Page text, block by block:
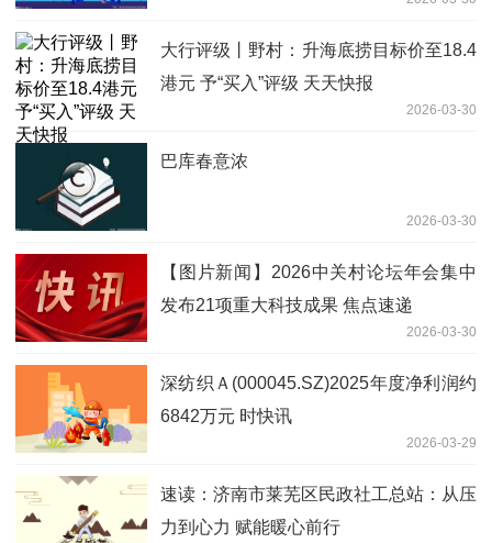
大行评级丨野村：升海底捞目标价至18.4
港元 予“买入”评级 天天快报
2026-03-30
巴库春意浓
2026-03-30
【图片新闻】2026中关村论坛年会集中
发布21项重大科技成果 焦点速递
2026-03-30
深纺织Ａ(000045.SZ)2025年度净利润约
6842万元 时快讯
2026-03-29
速读：济南市莱芜区民政社工总站：从压
力到心力 赋能暖心前行